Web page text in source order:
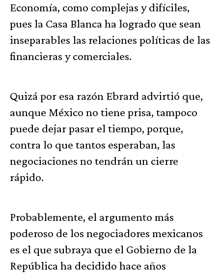
Economía, como complejas y difíciles,
pues la Casa Blanca ha logrado que sean
inseparables las relaciones políticas de las
financieras y comerciales.
Quizá por esa razón Ebrard advirtió que,
aunque México no tiene prisa, tampoco
puede dejar pasar el tiempo, porque,
contra lo que tantos esperaban, las
negociaciones no tendrán un cierre
rápido.
Probablemente, el argumento más
poderoso de los negociadores mexicanos
es el que subraya que el Gobierno de la
República ha decidido hace años